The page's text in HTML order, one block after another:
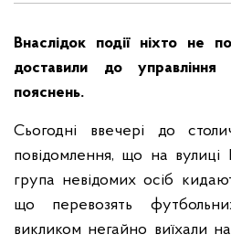
Внаслідок події ніхто не
доставили до управління
пояснень.
Сьогодні ввечері до
повідомлення, що на вулиці
група невідомих осіб
що перевозять
викликом негайно виїхали